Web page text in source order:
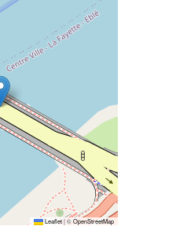
Leaflet|©OpenStreetMap